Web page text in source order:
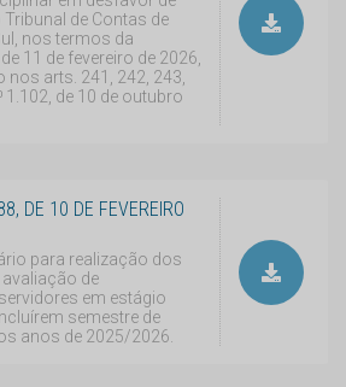
de Contas de
nos termos da
11 de fevereiro de 2026,
nos arts. 241, 242, 243,
1.102, de 10 de outubro
DE 10 DE FEVEREIRO
para realização dos
de
em estágio
semestre de
anos de 2025/2026.